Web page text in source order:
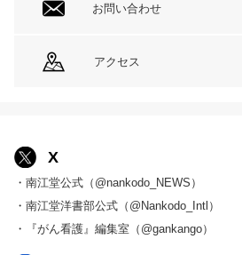
お問い合わせ
アクセス
X
・南江堂公式（@nankodo_NEWS）
・南江堂洋書部公式（@Nankodo_Intl）
・『がん看護』編集室（@gankango）